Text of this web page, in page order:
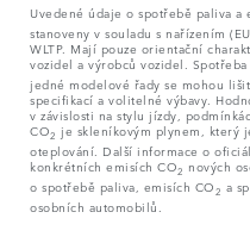
Uvedené údaje o spotřebě paliva a
stanoveny v souladu s nařízením
WLTP. Mají pouze orientační
vozidel a výrobců vozidel.
jedné modelové řady se mohou
specifikací a volitelné výbavy.
v závislosti na stylu jízdy,
CO2 je skleníkovým plynem, který
oteplování. Další informace o
konkrétních emisích CO2 nových
o spotřebě paliva, emisích CO2 a
osobních automobilů.